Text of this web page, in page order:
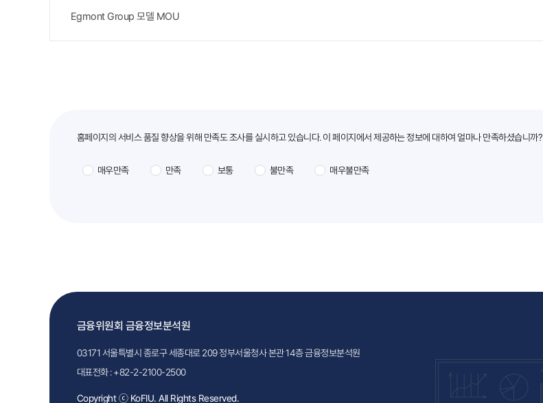
Egmont Group 모델 MOU
홈페이지의 서비스 품질 향상을 위해 만족도 조사를 실시하고 있습니다. 이 페이지에서 제공하는 정보에 대하여 얼마나 만족하셨습니까?
매우만족 만족 보통 불만족 매우불만족
금융위원회 금융정보분석원
03171 서울특별시 종로구 세종대로 209 정부서울청사 본관 14층 금융정보분석원
대표전화 :+82-2-2100-2500
Copyright ⓒ KoFIU. All Rights Reserved.